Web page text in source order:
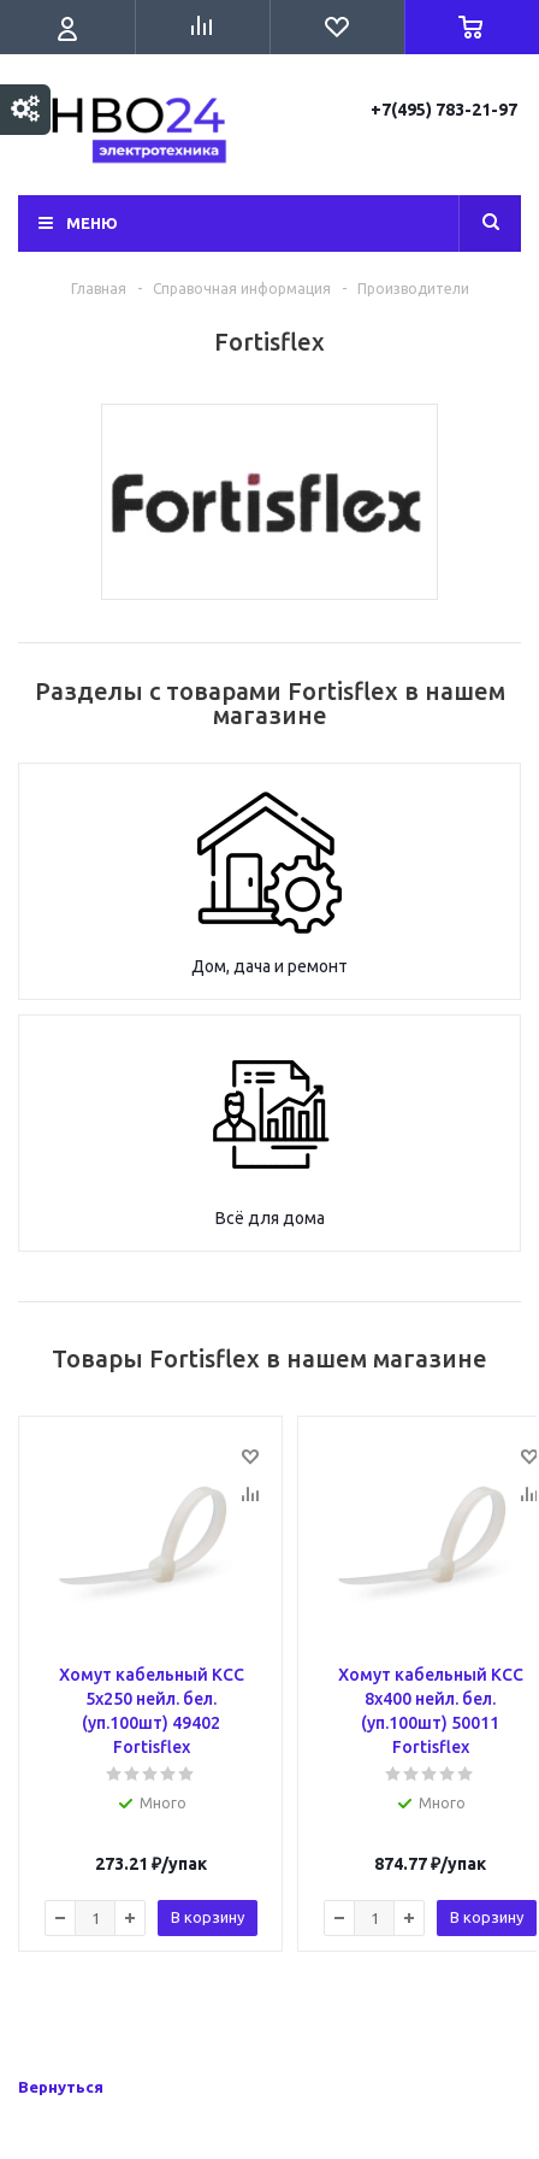
+7(495) 783-21-97
МЕНЮ
Главная - Справочная информация - Производители
Fortisflex
Разделы с товарами Fortisflex в нашем
магазине
Дом, дача и ремонт
Всё для дома
Товары Fortisflex в нашем магазине
Хомут кабельный КСС
5х250 нейл. бел.
(уп.100шт) 49402
Fortisflex
Много
273.21 ₽/упак
В корзину
Хомут кабельный КСС
8х400 нейл. бел.
(уп.100шт) 50011
Fortisflex
Много
874.77₽/упак
В корзину
Вернуться